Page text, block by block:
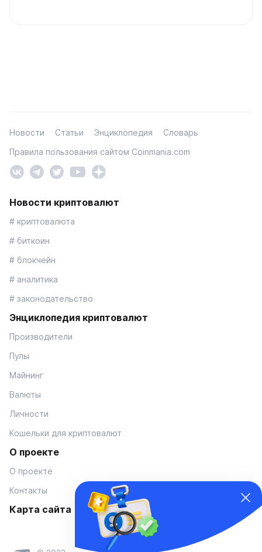
Новости Статьи Энциклопедия
Словарь
Правила пользования сайтом Coinmania.com
Новости криптовалют
# криптовалюта
# биткоин
# блокчейн
# аналитика
# законодательство
Энциклопедия криптовалют
Производители
Пулы
Майнинг
Валюты
Личности
Кошельки для криптовалют
О проекте
О проекте
Контакты
Карта сайта